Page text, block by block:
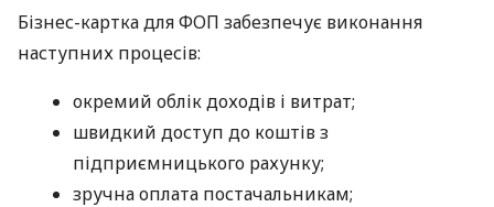
Бізнес-картка для ФОП забезпечує виконання
наступних процесів:
окремий облік доходів і витрат;
швидкий доступ до коштів з
підприємницького рахунку;
зручна оплата постачальникам;